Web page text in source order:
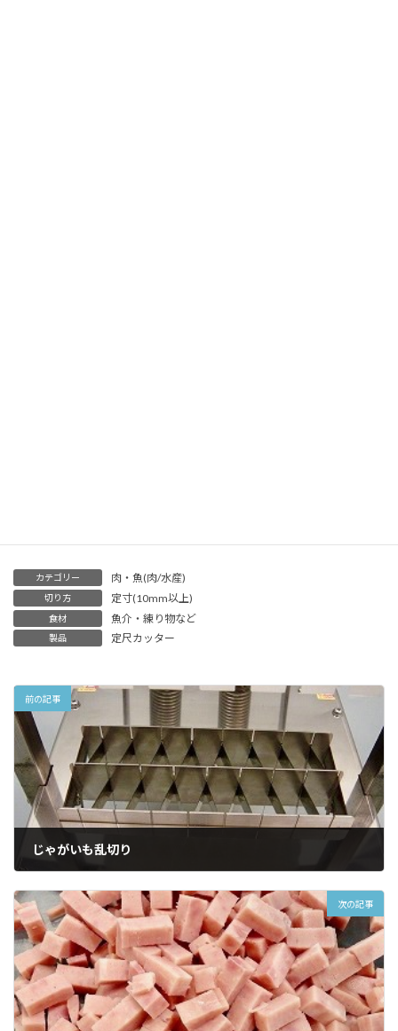
カテゴリー 肉・魚(肉/水産)
切り方 定寸(10mm以上)
食材 魚介・練り物など
製品 定尺カッター
前の記事
じゃがいも乱切り
次の記事